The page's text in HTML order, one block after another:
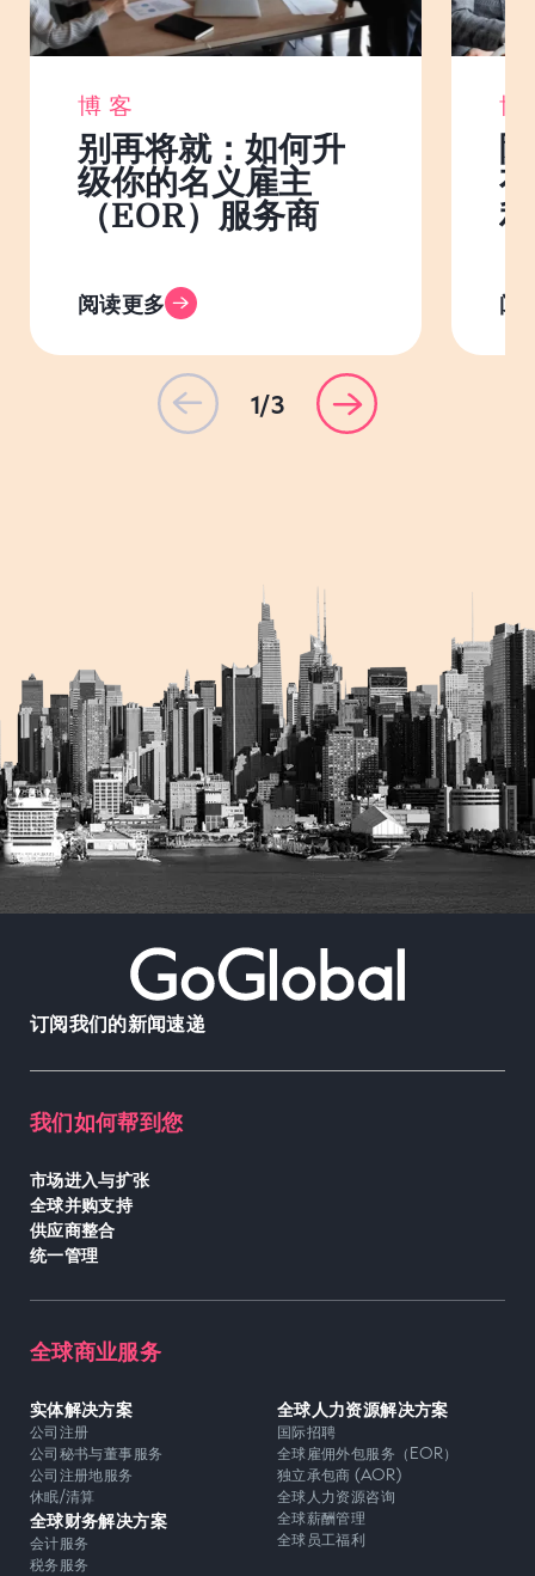
博客
别再将就：如何升
级你的名义雇主
（EOR）服务商
阅读更多 阅
1/3
订阅我们的新闻速递
我们如何帮到您
市场进入与扩张
全球并购支持
供应商整合
统一管理
全球商业服务
实体解决方案
公司注册
公司秘书与董事服务
公司注册地服务
休眠/清算
全球财务解决方案
会计服务
税务服务
全球人力资源解决方案
国际招聘
全球雇佣外包服务（EOR）
独立承包商 (AOR)
全球人力资源咨询
全球薪酬管理
全球员工福利